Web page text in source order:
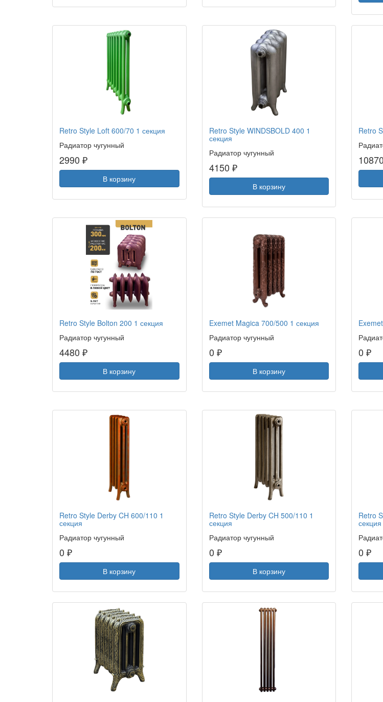
Retro Style Loft 600/70 1 секция
Радиатор чугунный
2990 ₽
В корзину
Retro Style WINDSBOLD 400 1
секция
Радиатор чугунный
4150 ₽
В корзину
Retro
Retro Style Bolton 200 1 секция
Радиатор чугунный
4480 ₽
В корзину
Exemet Magica 700/500 1 секция
Радиатор чугунный
0 ₽
В корзину
0 ₽
Retro Style Derby CH 600/110 1
секция
Радиатор чугунный
0 ₽
В корзину
Retro Style Derby CH 500/110 1
секция
Радиатор чугунный
0 ₽
В корзину
Retro
секция
0 ₽